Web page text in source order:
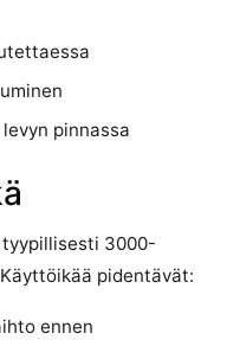
pinnassa
3000-
pidentävät:
ennen